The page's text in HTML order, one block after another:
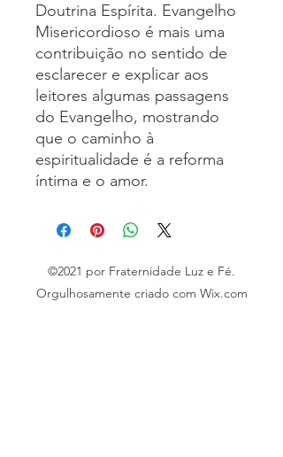
Doutrina Espírita. Evangelho
Misericordioso é mais uma
contribuição no sentido de
esclarecer e explicar aos
leitores algumas passagens
do Evangelho, mostrando
que o caminho à
espiritualidade é a reforma
íntima e o amor.
©2021 por Fraternidade Luz e Fé.
Orgulhosamente criado com Wix.com